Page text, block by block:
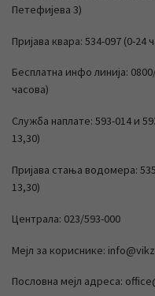
Петефијева 3)
Пријава квара: 534-097 (0-24
Бесплатна инфо линија:
часова)
Служба наплате: 593-014 и
13,30)
Пријава стања водомера:
13,30)
Централа: 023/593-000
Мејл за кориснике:
Пословна мејл адреса: